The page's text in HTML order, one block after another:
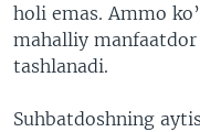
holi emas. Ammo
mahalliy manfaatdor
tashlanadi.
Suhbatdoshning